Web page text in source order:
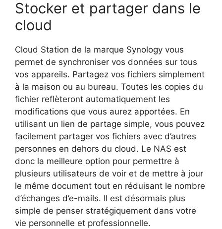
Stocker et partager dans le
cloud
Cloud Station de la marque Synology vous
permet de synchroniser vos données sur tous
vos appareils. Partagez vos fichiers simplement
à la maison ou au bureau. Toutes les copies du
fichier reflèteront automatiquement les
modifications que vous aurez apportées. En
utilisant un lien de partage simple, vous pouvez
facilement partager vos fichiers avec d’autres
personnes en dehors du cloud. Le NAS est
donc la meilleure option pour permettre à
plusieurs utilisateurs de voir et de mettre à jour
le même document tout en réduisant le nombre
d’échanges d’e-mails. Il est désormais plus
simple de penser stratégiquement dans votre
vie personnelle et professionnelle.